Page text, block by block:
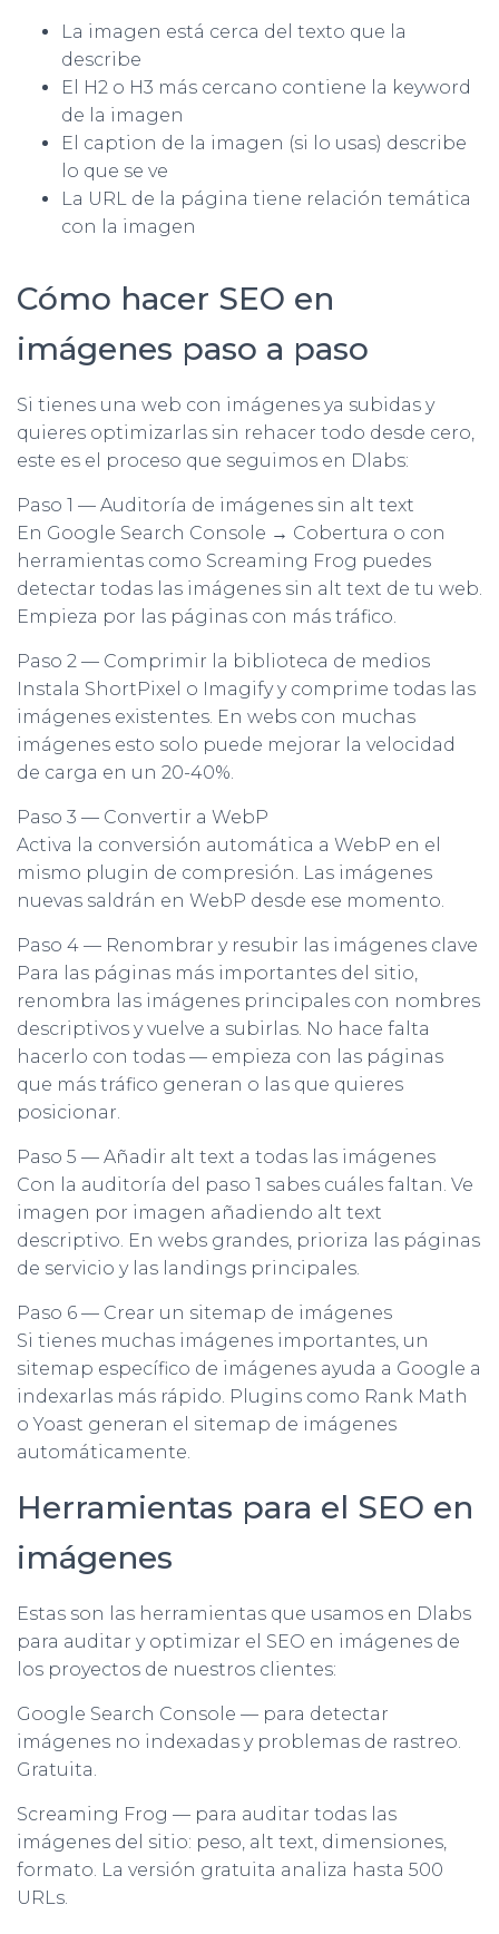
La imagen está cerca del texto que la
describe
El H2 o H3 más cercano contiene la keyword
de la imagen
El caption de la imagen (si lo usas) describe
lo que se ve
La URL de la página tiene relación temática
con la imagen
Cómo hacer SEO en
imágenes paso a paso
Si tienes una web con imágenes ya subidas y
quieres optimizarlas sin rehacer todo desde cero,
este es el proceso que seguimos en Dlabs:
Paso 1 — Auditoría de imágenes sin alt text
En Google Search Console → Cobertura o con
herramientas como Screaming Frog puedes
detectar todas las imágenes sin alt text de tu web.
Empieza por las páginas con más tráfico.
Paso 2 — Comprimir la biblioteca de medios
Instala ShortPixel o Imagify y comprime todas las
imágenes existentes. En webs con muchas
imágenes esto solo puede mejorar la velocidad
de carga en un 20-40%.
Paso 3 — Convertir a WebP
Activa la conversión automática a WebP en el
mismo plugin de compresión. Las imágenes
nuevas saldrán en WebP desde ese momento.
Paso 4 — Renombrar y resubir las imágenes clave
Para las páginas más importantes del sitio,
renombra las imágenes principales con nombres
descriptivos y vuelve a subirlas. No hace falta
hacerlo con todas — empieza con las páginas
que más tráfico generan o las que quieres
posicionar.
Paso 5 — Añadir alt text a todas las imágenes
Con la auditoría del paso 1 sabes cuáles faltan. Ve
imagen por imagen añadiendo alt text
descriptivo. En webs grandes, prioriza las páginas
de servicio y las landings principales.
Paso 6 — Crear un sitemap de imágenes
Si tienes muchas imágenes importantes, un
sitemap específico de imágenes ayuda a Google a
indexarlas más rápido. Plugins como Rank Math
o Yoast generan el sitemap de imágenes
automáticamente.
Herramientas para el SEO en
imágenes
Estas son las herramientas que usamos en Dlabs
para auditar y optimizar el SEO en imágenes de
los proyectos de nuestros clientes:
Google Search Console — para detectar
imágenes no indexadas y problemas de rastreo.
Gratuita.
Screaming Frog — para auditar todas las
imágenes del sitio: peso, alt text, dimensiones,
formato. La versión gratuita analiza hasta 500
URLs.